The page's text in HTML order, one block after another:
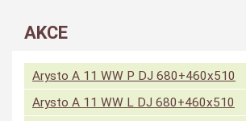
AKCE
Arysto A 11 WW P DJ 680+460x510
Arysto A 11 WW L DJ 680+460x510